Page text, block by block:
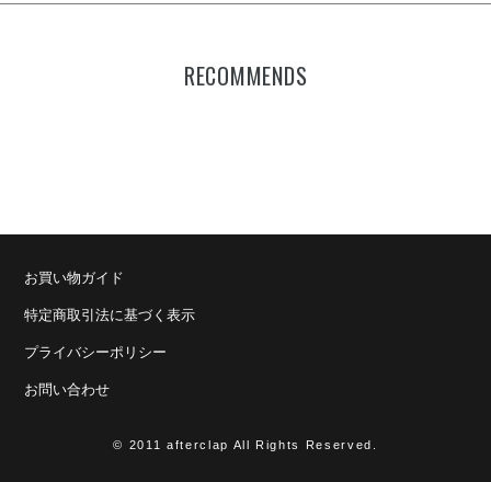
RECOMMENDS
お買い物ガイド
特定商取引法に基づく表示
プライバシーポリシー
お問い合わせ
© 2011 afterclap All Rights Reserved.